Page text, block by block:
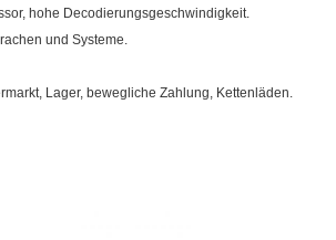
hohe Decodierungsgeschwindigkeit.
und Systeme.
Lager, bewegliche Zahlung, Kettenläden.